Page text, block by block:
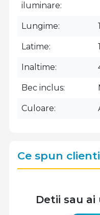
iluminare
Lungime
Latime
Inaltime
Bec inclus
Culoare
Ce spun
Detii sau